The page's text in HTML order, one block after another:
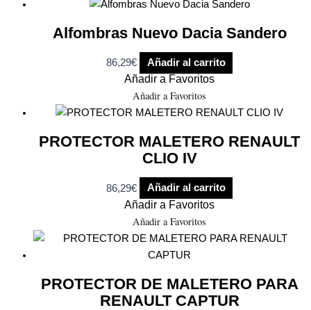
Alfombras Nuevo Dacia Sandero
86,29€ Añadir al carrito
Añadir a Favoritos
Añadir a Favoritos
PROTECTOR MALETERO RENAULT
CLIO IV
86,29€ Añadir al carrito
Añadir a Favoritos
Añadir a Favoritos
PROTECTOR DE MALETERO PARA
RENAULT CAPTUR